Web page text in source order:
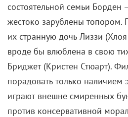
состоятельной семьи Борден
жестоко зарублены топором.
их странную дочь Лиззи
вроде бы влюблена в свою
Бриджет (Кристен Стюарт).
порадовать только наличием
играют внешне смиренных
против консервативной